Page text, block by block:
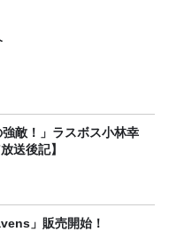
敵！」ラスボス小林幸
送後記】
」販売開始！